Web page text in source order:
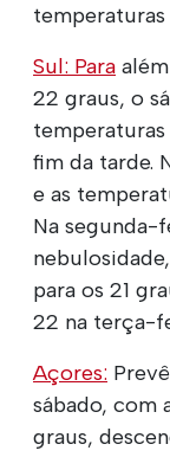
temperaturas
Sul: Para
22 graus, o
temperaturas
fim da tarde.
e as
Na segunda-
para os 21
22 na terça-
Açores:
sábado, com
graus,